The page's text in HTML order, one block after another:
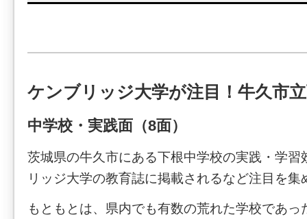
ケンブリッジ大学が注目！牛久市
中学校・実践面（8面）
茨城県の牛久市にある下根中学校の実践・学習
リッジ大学の教育誌に掲載されるなど注目を集
もともとは、県内でも有数の荒れた学校であっ